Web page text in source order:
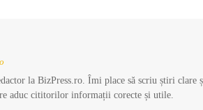
la BizPress.ro. Îmi place să scriu știri clare
aduc cititorilor informații corecte și utile.